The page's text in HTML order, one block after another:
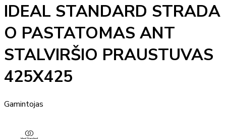
IDEAL STANDARD STRADA
O PASTATOMAS ANT
STALVIRŠIO PRAUSTUVAS
425X425
Gamintojas